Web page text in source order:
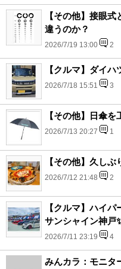
【その他】接眼
違うのか？
2026/7/19 13:00 2
【クルマ】ダイ
2026/7/18 15:51 3
【その他】日傘を
2026/7/13 20:27 1
【その他】久し
2026/7/12 21:48 2
【クルマ】ハイ
サンシャイン神戸
2026/7/11 23:19 4
みんカラ：モニタ